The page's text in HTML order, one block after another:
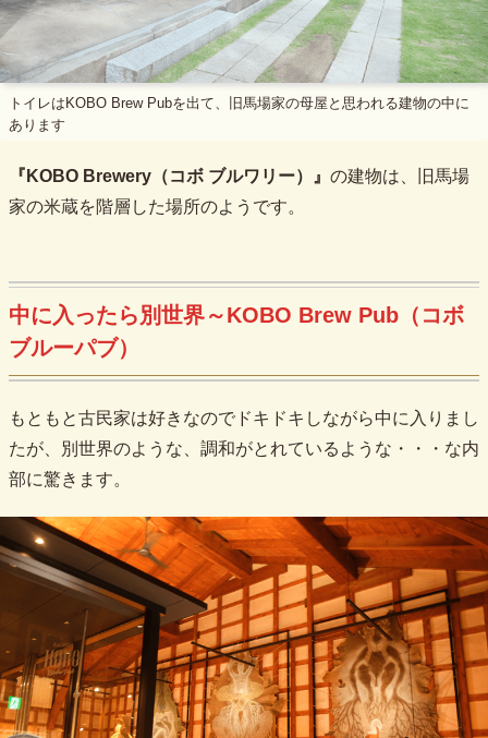
トイレはKOBO Brew Pubを出て、旧馬場家の母屋と思われる建物の中に
あります
『KOBO Brewery（コボ ブルワリー）』 の建物は、旧馬場
家の米蔵を階層した場所のようです。
中に入ったら別世界～KOBO Brew Pub（コボ
ブルーパブ）
もともと古民家は好きなのでドキドキしながら中に入りまし
たが、別世界のような、調和がとれているような・・・な内
部に驚きます。